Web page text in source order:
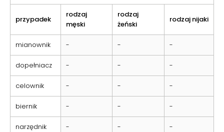
przypadek
rodzaj
męski
rodzaj
żeński
rodzaj nijaki
mianownik - - -
dopełniacz - - -
celownik - - -
biernik - - -
narzędnik - - -